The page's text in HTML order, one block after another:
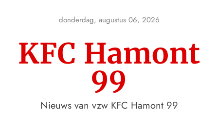
donderdag, augustus 06, 2026
KFC Hamont
99
Nieuws van vzw KFC Hamont 99